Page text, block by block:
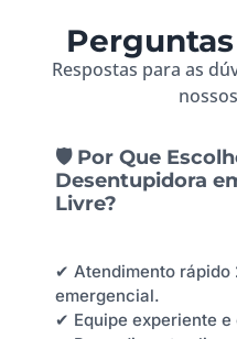
Perguntas
Respostas para as
🛡️ Por Que
Desentupidora
Livre?
✔ Atendimento rápido
emergencial.
✔ Equipe experiente